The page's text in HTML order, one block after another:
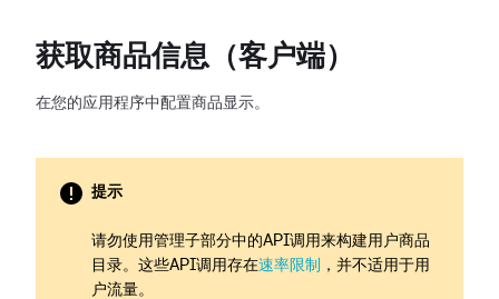
获取商品信息（客户端）
在您的应用程序中配置商品显示。
提示
请勿使用管理子部分中的API调用来构建用户商品
目录。这些API调用存在速率限制
，并不适用于用
户流量。